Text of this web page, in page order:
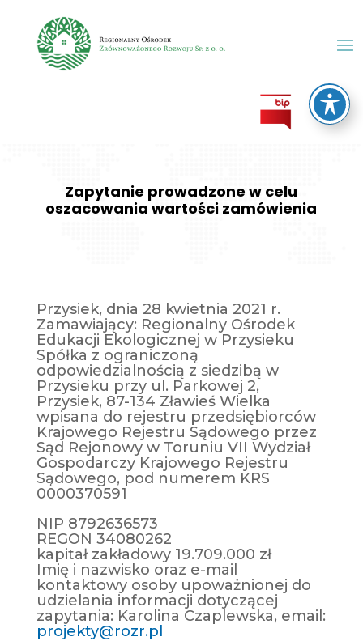
Zapytanie prowadzone w celu
oszacowania wartości zamówienia
Przysiek, dnia 28 kwietnia 2021 r.
Zamawiający: Regionalny Ośrodek
Edukacji Ekologicznej w Przysieku
Spółka z ograniczoną
odpowiedzialnością z siedzibą w
Przysieku przy ul. Parkowej 2,
Przysiek, 87-134 Zławieś Wielka
wpisana do rejestru przedsiębiorców
Krajowego Rejestru Sądowego przez
Sąd Rejonowy w Toruniu VII Wydział
Gospodarczy Krajowego Rejestru
Sądowego, pod numerem KRS
0000370591
NIP 8792636573
REGON 34080262
kapitał zakładowy 19.709.000 zł
Imię i nazwisko oraz e-mail
kontaktowy osoby upoważnionej do
udzielania informacji dotyczącej
zapytania: Karolina Czaplewska, email:
projekty@rozr.pl